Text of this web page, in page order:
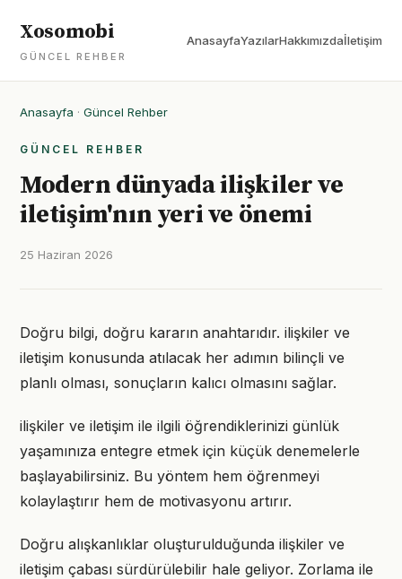
Xosomobi
GÜNCEL REHBER
AnasayfaYazılarHakkımızdaİletişim
Anasayfa · Güncel Rehber
GÜNCEL REHBER
Modern dünyada ilişkiler ve
iletişim'nın yeri ve önemi
25 Haziran 2026
Doğru bilgi, doğru kararın anahtarıdır. ilişkiler ve
iletişim konusunda atılacak her adımın bilinçli ve
planlı olması, sonuçların kalıcı olmasını sağlar.
ilişkiler ve iletişim ile ilgili öğrendiklerinizi günlük
yaşamınıza entegre etmek için küçük denemelerle
başlayabilirsiniz. Bu yöntem hem öğrenmeyi
kolaylaştırır hem de motivasyonu artırır.
Doğru alışkanlıklar oluşturulduğunda ilişkiler ve
iletişim çabası sürdürülebilir hale geliyor. Zorlama ile